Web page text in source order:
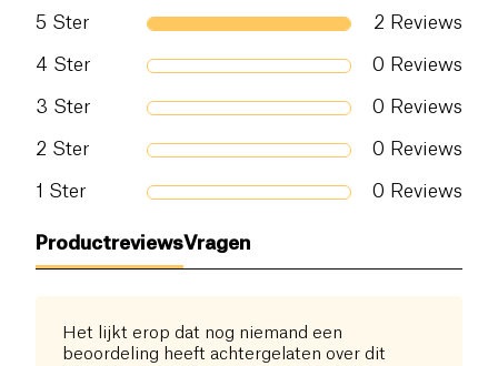
5 Ster 2 Reviews
4 Ster 0 Reviews
3 Ster 0 Reviews
2 Ster 0 Reviews
1 Ster 0 Reviews
ProductreviewsVragen
Het lijkt erop dat nog niemand een
beoordeling heeft achtergelaten over dit